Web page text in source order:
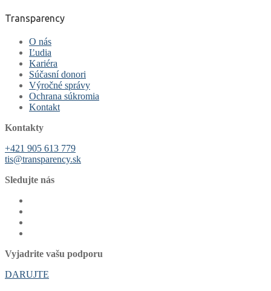
Transparency
O nás
Ľudia
Kariéra
Súčasní donori
Výročné správy
Ochrana súkromia
Kontakt
Kontakty
+421 905 613 779
tis@transparency.sk
Sledujte nás
Vyjadrite vašu podporu
DARUJTE